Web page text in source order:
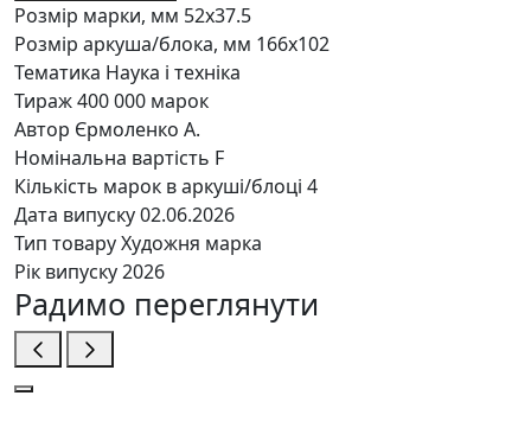
Розмір марки, мм 52х37.5
Розмір аркуша/блока, мм 166х102
Тематика Наука і техніка
Тираж400 000 марок
Автор Єрмоленко А.
Номінальна вартість F
Кількість марок в аркуші/блоці 4
Дата випуску02.06.2026
Тип товаруХудожня марка
Рік випуску2026
Радимо переглянути